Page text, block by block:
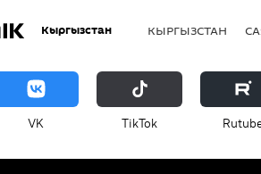
Кыргызстан КЫРГЫЗСТАН
VK ТikТоk